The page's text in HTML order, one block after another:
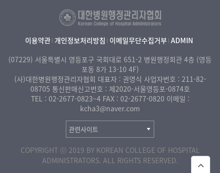
이용약관 개인정보처리방침 이메일무단수집거부 ADMIN
(07229) 서울특별시 영등포구 국회대로 651-2 병원행정회관 4층 (영등
포동 8가 13-10 4F)
(사)대한병원행정관리자협회 대표자 : 권영식 사업자번호 : 211-82-
08705 통신판매신고번호 : 제2020-서울영등포-0874호
TEL : 02-2677-0823~4 FAX : 02-2677-0820 이메일 :
kcha3@naver.com
COPYRIGHT ⓒ 2019 BY KOREAN COLLEGE OF HOSPITAL
ADMINISTRATORS. ALL RIGHTS RESERVED.